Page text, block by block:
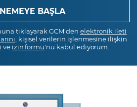
tıklayarak GCM'den elektronik ileti
, kişisel verilerin işlenmesine ilişkin
ve izin formu'nu kabul ediyorum.